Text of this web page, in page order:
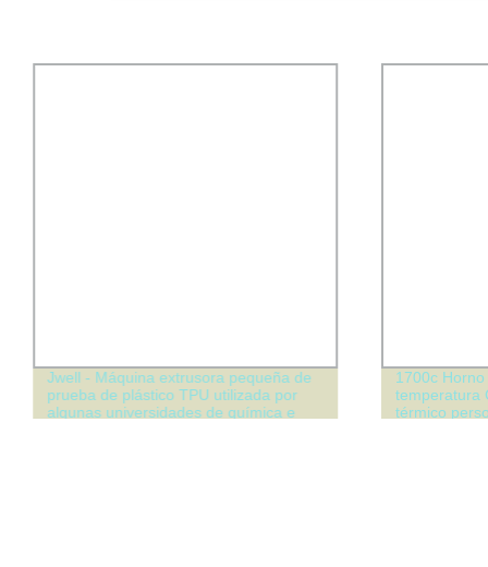
Jwell - Máquina extrusora pequeña de
prueba de plástico TPU utilizada por
algunas universidades de química e
1700c
temperatura
térmico